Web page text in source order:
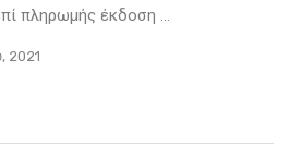
πληρωμής έκδοση ...
2021